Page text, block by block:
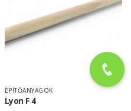
ÉPÍTŐANYAGOK
Lyon F 4